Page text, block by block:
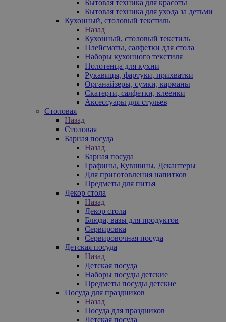
Бытовая техника для красоты
Бытовая техника для ухода за детьми
Кухонный, столовый текстиль
Назад
Кухонный, столовый текстиль
Плейсматы, салфетки для стола
Наборы кухонного текстиля
Полотенца для кухни
Рукавицы, фартуки, прихватки
Органайзеры, сумки, карманы
Скатерти, салфетки, клеенки
Аксессуары для стульев
Столовая
Назад
Столовая
Барная посуда
Назад
Барная посуда
Графины, Кувшины, Декантеры
Для приготовления напитков
Предметы для питья
Декор стола
Назад
Декор стола
Блюда, вазы для продуктов
Сервировка
Сервировочная посуда
Детская посуда
Назад
Детская посуда
Наборы посуды детские
Предметы посуды детские
Посуда для праздников
Назад
Посуда для праздников
Детская посуда